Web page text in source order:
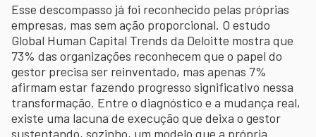
Esse descompasso já foi reconhecido pelas próprias
empresas, mas sem ação proporcional. O estudo
Global Human Capital Trends da Deloitte mostra que
73% das organizações reconhecem que o papel do
gestor precisa ser reinventado, mas apenas 7%
afirmam estar fazendo progresso significativo nessa
transformação. Entre o diagnóstico e a mudança real,
existe uma lacuna de execução que deixa o gestor
sustentando, sozinho, um modelo que a própria